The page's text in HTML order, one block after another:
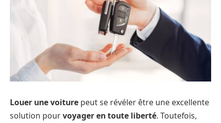
Louer une voiture peut se révéler être une excellente
solution pourvoyager en toute liberté. Toutefois,